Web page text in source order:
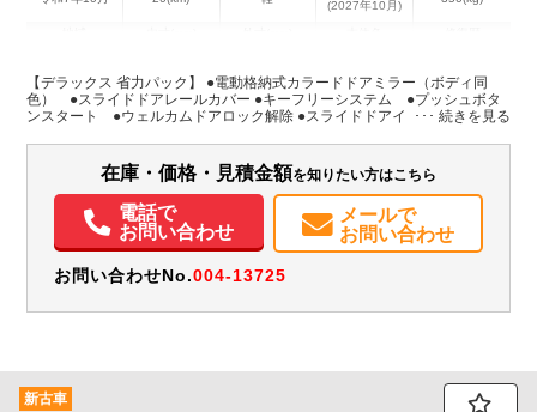
(2027年10月)
装備情報
電動格納ミラー
カーナビ TV ETC
記録簿（一部含む）
取扱説明書（一部含む）
メンテナンスノート（保証書）
【デラックス 省力パック】 ●電動格納式カラードドアミラー（ボディ同
色） ●スライドドアレールカバー ●キーフリーシステム ●プッシュボタ
ンスタート ●ウェルカムドアロック解除 ●スライドドアイージークローザ
在庫・価格・見積金額を知りたい方はこちら
電話で
お問い合わせ
メールで
お問い合わせ
お問い合わせNo.004-13725
新古車